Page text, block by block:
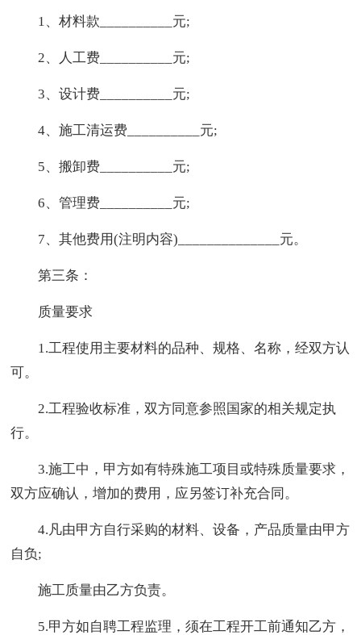
1、材料款__________元;
2、人工费__________元;
3、设计费__________元;
4、施工清运费__________元;
5、搬卸费__________元;
6、管理费__________元;
7、其他费用(注明内容)______________元。
第三条：
质量要求
1.工程使用主要材料的品种、规格、名称，经双方认
可。
2.工程验收标准，双方同意参照国家的相关规定执
行。
3.施工中，甲方如有特殊施工项目或特殊质量要求，
双方应确认，增加的费用，应另签订补充合同。
4.凡由甲方自行采购的材料、设备，产品质量由甲方
自负;
施工质量由乙方负责。
5.甲方如自聘工程监理，须在工程开工前通知乙方，